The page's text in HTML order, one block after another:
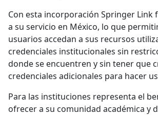
Con esta incorporación Springer Link
a su servicio en México, lo que
usuarios accedan a sus recursos
credenciales institucionales sin
donde se encuentren y sin tener que
credenciales adicionales para hacer
Para las instituciones representa el
ofrecer a su comunidad académica y